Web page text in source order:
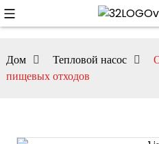
Дом Тепловой насос
пищевых отходов